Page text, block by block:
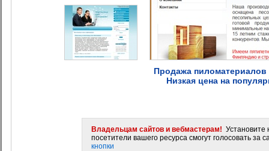
Продажа пиломатериалов
Низкая цена на
Владельцам сайтов и вебмастерам! Установите
посетители вашего ресурса смогут голосовать за
кнопки